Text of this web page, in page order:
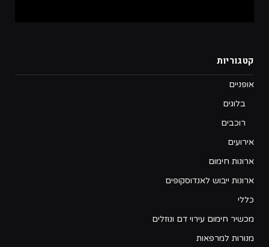
קטגוריות
אופניים
בלוגים
רוכבים
אירועים
ארונות חימום
ארונות ייבוש לאנדוסקופים
כללי
מכשיר חימום עירוי דם ונוזלים
מנורות למרפאות